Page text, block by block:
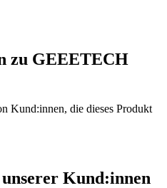
zu GEEETECH
Kund:innen, die dieses Produkt
Kund:innen